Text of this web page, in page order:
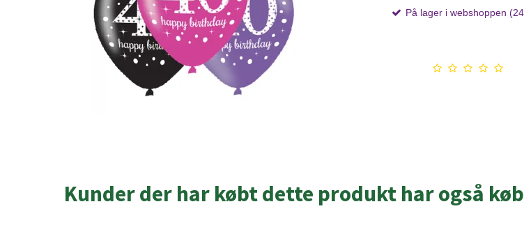
På lager i webshoppen
Kunder der har købt dette produkt har også